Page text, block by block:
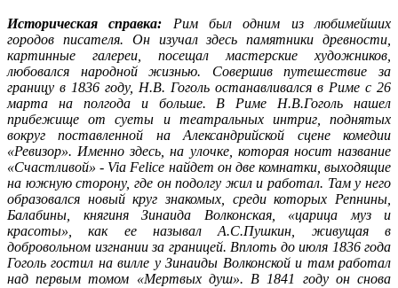
Историческая справка:
Рим был одним из любимейших
городов писателя. Он изучал здесь памятники древности,
картинные галереи, посещал мастерские художников,
любовался народной жизнью. Совершив путешествие за
границу в 1836 году, Н.В. Гоголь останавливался в Риме с 26
марта на полгода и больше. В Риме Н.В.Гоголь нашел
прибежище от суеты и театральных интриг, поднятых
вокруг поставленной на Александрийской сцене комедии
«Ревизор». Именно здесь, на улочке, которая носит название
«Счастливой» - Via Felice найдет он две комнатки, выходящие
на южную сторону, где он подолгу жил и работал. Там у него
образовался новый круг знакомых, среди которых Репнины,
Балабины, княгиня Зинаида Волконская, «царица муз и
красоты», как ее называл А.С.Пушкин, живущая в
добровольном изгнании за границей. Вплоть до июля 1836 года
Гоголь гостил на вилле у Зинаиды Волконской и там работал
над первым томом «Мертвых душ». В 1841 году он снова